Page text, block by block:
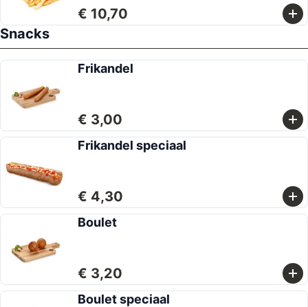
€ 10,70
Snacks
Frikandel
€ 3,00
Frikandel speciaal
€ 4,30
Boulet
€ 3,20
Boulet speciaal